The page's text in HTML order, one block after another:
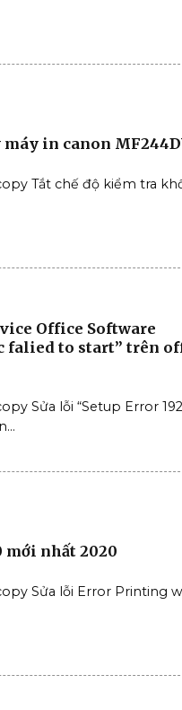
in canon
Tắt chế độ kiểm tra
Office Software
falied to start” trên
Sửa lỗi “Setup Error
nhất 2020
Sửa lỗi Error Printing